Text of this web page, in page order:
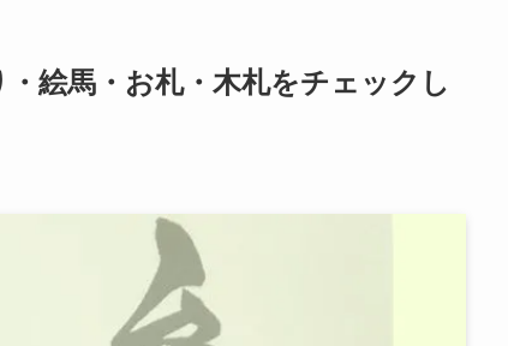
絵馬・お札・木札をチェックし